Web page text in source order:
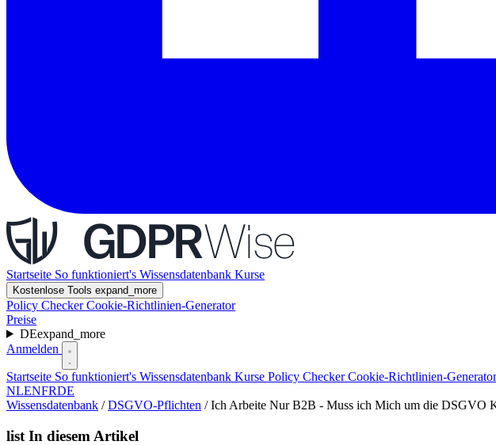
Startseite So funktioniert's Wissensdatenbank Kurse
Kostenlose Tools expand_more
Policy CheckerCookie-Richtlinien-Generator
Preise
DEexpand_more
Anmelden
Startseite So funktioniert's Wissensdatenbank Kurse Policy CheckerCookie-Richtlinien-
NLENFRDE
Wissensdatenbank / DSGVO-Pflichten / Ich Arbeite Nur B2B - Muss ich Mich um die DSGVO
list In diesem Artikel